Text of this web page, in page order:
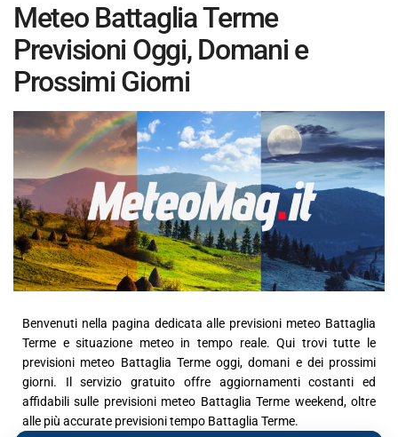
Meteo Battaglia Terme
Previsioni Oggi, Domani e
Prossimi Giorni
Benvenuti nella pagina dedicata alle previsioni meteo Battaglia
Terme e situazione meteo in tempo reale. Qui trovi tutte le
previsioni meteo Battaglia Terme oggi, domani e dei prossimi
giorni. Il servizio gratuito offre aggiornamenti costanti ed
affidabili sulle previsioni meteo Battaglia Terme weekend, oltre
alle più accurate previsioni tempo Battaglia Terme.